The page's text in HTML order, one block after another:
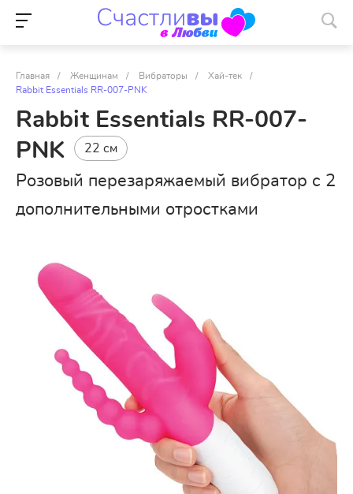
Главная / Женщинам / Вибраторы / Хай-тек
/
Rabbit Essentials RR-007-PNK
Rabbit Essentials RR-007-
PNK
22 см
Розовый перезаряжаемый вибратор с 2
дополнительными отростками